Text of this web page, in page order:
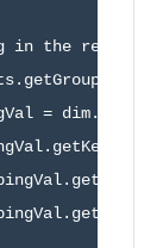
in the report
=